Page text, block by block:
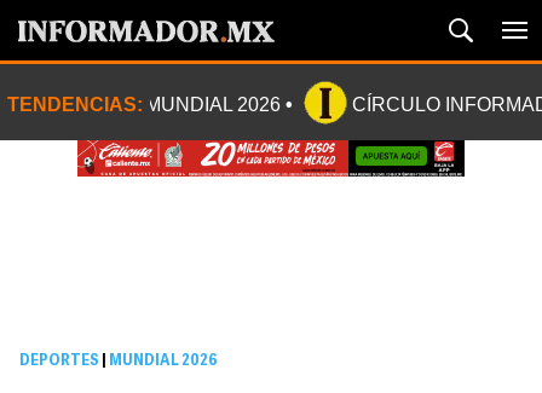
TENDENCIAS: MUNDIAL 2026 CÍRCULO
DEPORTES MUNDIAL 2026